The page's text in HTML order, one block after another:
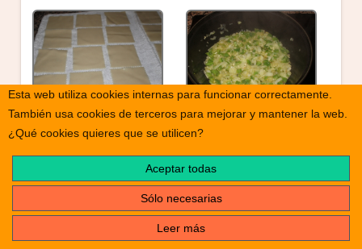
Esta web utiliza cookies internas para funcionar correctamente.
También usa cookies de terceros para mejorar y mantener la web.
¿Qué cookies quieres que se utilicen?
Aceptar todas
Sólo necesarias
Leer más